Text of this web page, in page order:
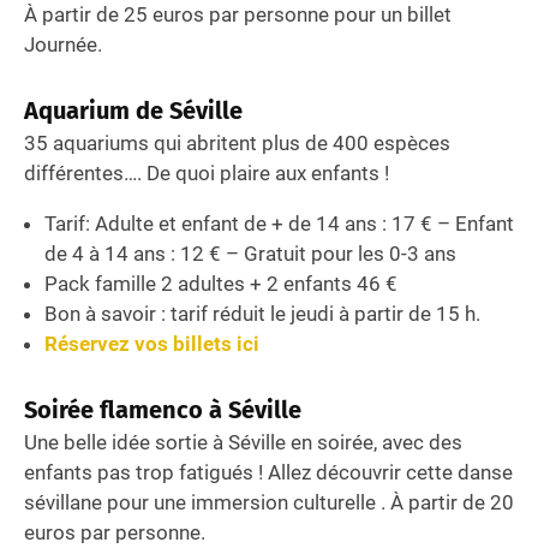
À partir de 25 euros par personne pour un billet
Journée.
Aquarium de Séville
35 aquariums qui abritent plus de 400 espèces
différentes…. De quoi plaire aux enfants !
Tarif: Adulte et enfant de + de 14 ans : 17 € – Enfant
de 4 à 14 ans : 12 € – Gratuit pour les 0-3 ans
Pack famille 2 adultes + 2 enfants 46 €
Bon à savoir : tarif réduit le jeudi à partir de 15 h.
Réservez vos billets ici
Soirée flamenco à Séville
Une belle idée sortie à Séville en soirée, avec des
enfants pas trop fatigués ! Allez découvrir cette danse
sévillane pour une immersion culturelle . À partir de 20
euros par personne.